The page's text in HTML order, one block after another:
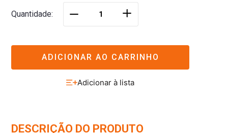
Quantidade ＋
ADICIONAR AO CARRINHO
DESCRIÇÃO DO PRODUTO